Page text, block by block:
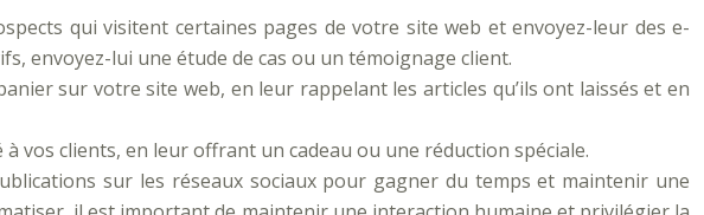
qui visitent certaines pages de votre site web et envoyez-leur des e-
envoyez-lui une étude de cas ou un témoignage client.
sur votre site web, en leur rappelant les articles qu’ils ont laissés et en
vos clients, en leur offrant un cadeau ou une réduction spéciale.
sur les réseaux sociaux pour gagner du temps et maintenir une